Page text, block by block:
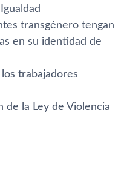
transgénero tengan
en su identidad de
trabajadores
de la Ley de Violencia